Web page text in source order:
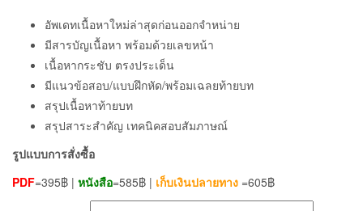
อัพเดทเนื้อหาใหม่ล่าสุดก่อนออกจำหน่าย
มีสารบัญเนื้อหา พร้อมด้วยเลขหน้า
เนื้อหากระชับ ตรงประเด็น
มีแนวข้อสอบ/แบบฝึกหัด/พร้อมเฉลยท้ายบท
สรุปเนื้อหาท้ายบท
สรุปสาระสำคัญ เทคนิคสอบสัมภาษณ์
รูปแบบการสั่งซื้อ
PDF=395฿ | หนังสือ=585฿ | เก็บเงินปลายทาง =605฿